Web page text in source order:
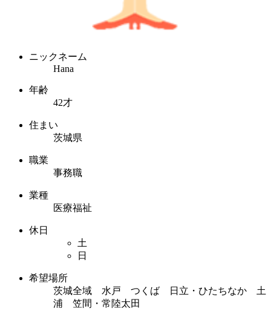
ニックネーム
Hana
年齢
42才
住まい
茨城県
職業
事務職
業種
医療福祉
休日
土
日
希望場所
茨城全域 水戸 つくば 日立・ひたちなか 土
浦 笠間・常陸太田